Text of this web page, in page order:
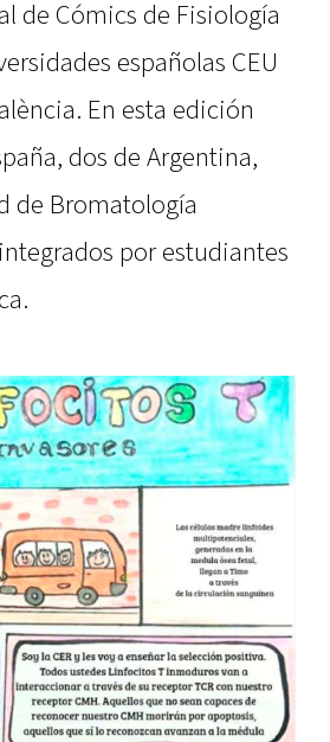
de Cómics de Fisiología
españolas CEU
En esta edición
dos de Argentina,
de Bromatología
por estudiantes